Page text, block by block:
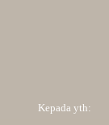
Kepada yth: